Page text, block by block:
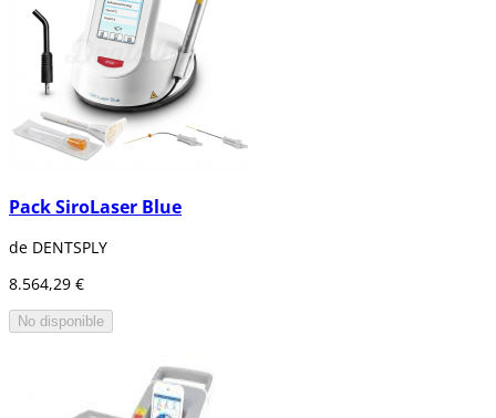
Pack SiroLaser Blue
de DENTSPLY
8.564,29 €
No disponible